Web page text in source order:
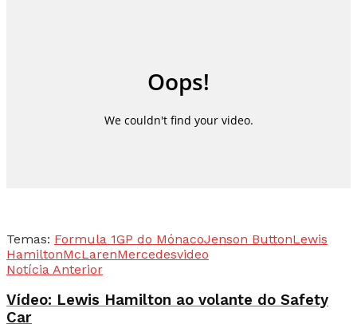
Temas: Formula 1GP do MónacoJenson ButtonLewis
HamiltonMcLarenMercedesvideo
Notícia Anterior
Vídeo: Lewis Hamilton ao volante do Safety
Car